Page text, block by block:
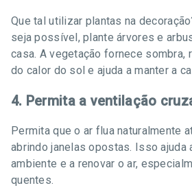
Que tal utilizar plantas na
seja possível, plante árvores e
casa. A vegetação fornece sombra,
do calor do sol e ajuda a manter a
4. Permita a ventilação
Permita que o ar flua naturalmente
abrindo janelas opostas. Isso ajuda
ambiente e a renovar o ar,
quentes.